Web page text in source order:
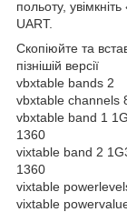
польоту,
UART.
Скопіюйте та
пізнішій версії
vbxtable bands 2
vbxtable channels
vbxtable band 1
1360
vixtable band 2
1360
vixtable
vixtable